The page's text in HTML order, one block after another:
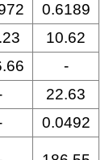
0.6189
10.62
-
22.63
0.0492